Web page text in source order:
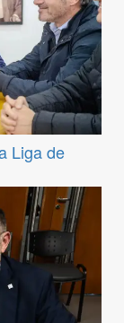
Liga de